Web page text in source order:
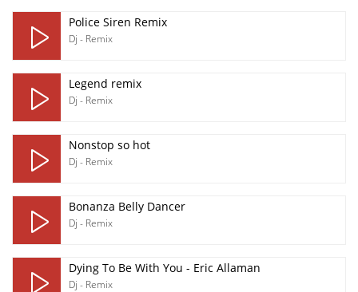
Police Siren Remix
Dj - Remix
Legend remix
Dj - Remix
Nonstop so hot
Dj - Remix
Bonanza Belly Dancer
Dj - Remix
Dying To Be With You - Eric Allaman
Dj - Remix